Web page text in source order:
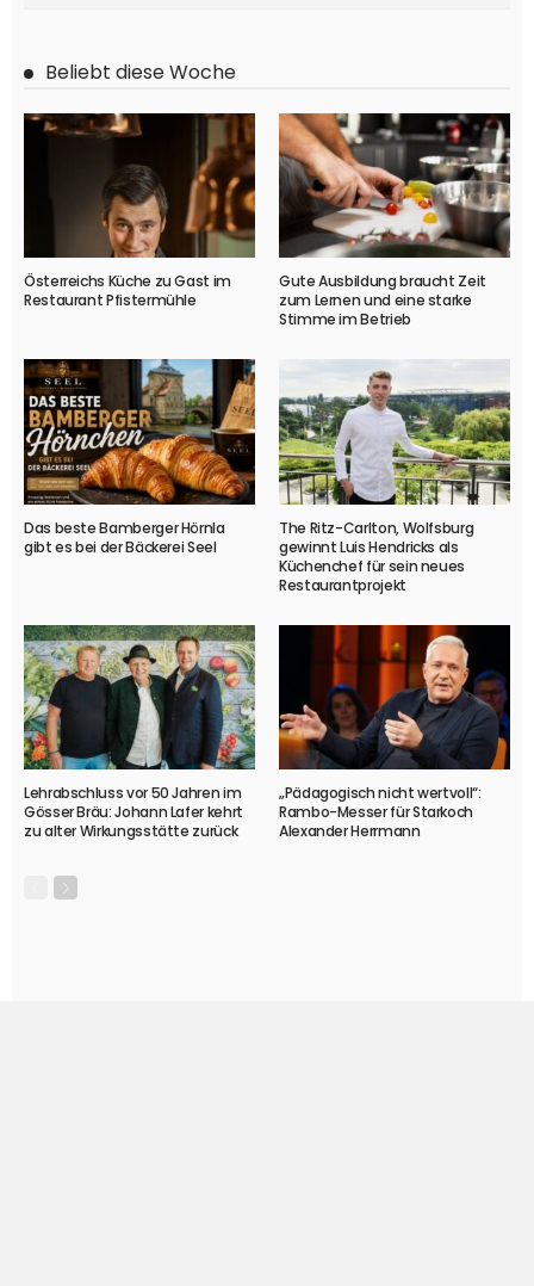
Beliebt diese Woche
Österreichs Küche zu Gast im
Restaurant Pfistermühle
Gute Ausbildung braucht Zeit
zum Lernen und eine starke
Stimme im Betrieb
Das beste Bamberger Hörnla
gibt es bei der Bäckerei Seel
The Ritz-Carlton, Wolfsburg
gewinnt Luis Hendricks als
Küchenchef für sein neues
Restaurantprojekt
Lehrabschluss vor 50 Jahren im
Gösser Bräu: Johann Lafer kehrt
zu alter Wirkungsstätte zurück
„Pädagogisch nicht wertvoll“:
Rambo-Messer für Starkoch
Alexander Herrmann